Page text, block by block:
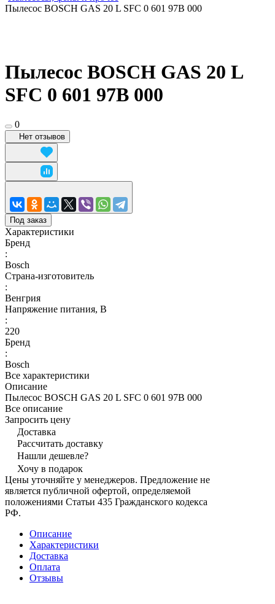
Пылесос BOSCH GAS 20 L SFC 0 601 97B 000
Пылесос BOSCH GAS 20 L
SFC 0 601 97B 000
0
Нет отзывов
Под заказ
Характеристики
Бренд
:
Bosch
Страна-изготовитель
:
Венгрия
Напряжение питания, В
:
220
Бренд
:
Bosch
Все характеристики
Описание
Пылесос BOSCH GAS 20 L SFC 0 601 97B 000
Все описание
Запросить цену
Доставка
Рассчитать доставку
Нашли дешевле?
Хочу в подарок
Цены уточняйте у менеджеров. Предложение не
является публичной офертой, определяемой
положениями Статьи 435 Гражданского кодекса
РФ.
Описание
Характеристики
Доставка
Оплата
Отзывы